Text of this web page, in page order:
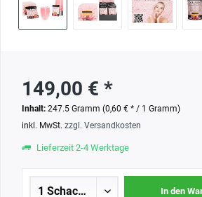
149,00 € *
Inhalt: 247.5 Gramm (0,60 € * / 1 Gramm)
inkl. MwSt. zzgl. Versandkosten
Lieferzeit 2-4 Werktage
In den